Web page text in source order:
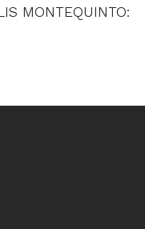
MONTEQUINTO: